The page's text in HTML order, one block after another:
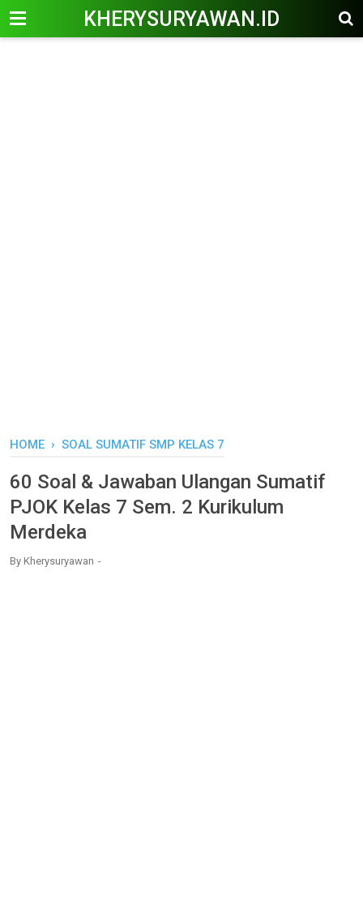
KHERYSURYAWAN.ID
HOME › SOAL SUMATIF SMP KELAS 7
60 Soal & Jawaban Ulangan Sumatif
PJOK Kelas 7 Sem. 2 Kurikulum
Merdeka
By Kherysuryawan